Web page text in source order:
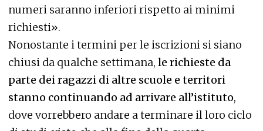
numeri saranno inferiori rispetto ai minimi
richiesti».
Nonostante i termini per le iscrizioni si siano
chiusi da qualche settimana, le richieste da
parte dei ragazzi di altre scuole e territori
stanno continuando ad arrivare all’istituto,
dove vorrebbero andare a terminare il loro ciclo